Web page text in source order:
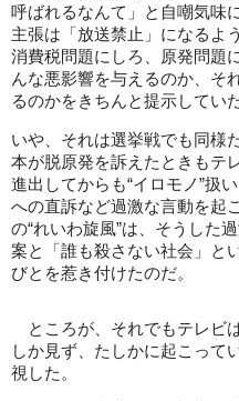
呼ばれるなんて」と自嘲気味
主張は「放送禁止」になるよ
消費税問題にしろ、原発問題
んな悪影響を与えるのか、そ
るのかをきちんと提示していた
いや、それは選挙戦でも同様
本が脱原発を訴えたときもテ
進出してからも“イロモノ”扱
への直訴など過激な言動を起
の“れいわ旋風”は、そうした
案と「誰も殺さない社会」と
びとを惹き付けたのだ。
ところが、それでもテレビ
しか見ず、たしかに起こって
視した。